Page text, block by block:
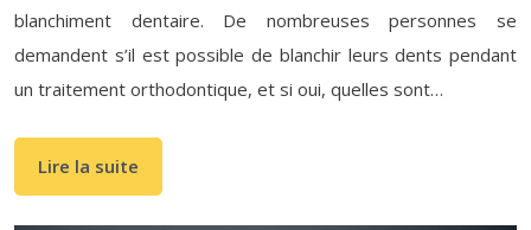
blanchiment dentaire. De nombreuses personnes se
demandent s’il est possible de blanchir leurs dents pendant
un traitement orthodontique, et si oui, quelles sont…
Lire la suite